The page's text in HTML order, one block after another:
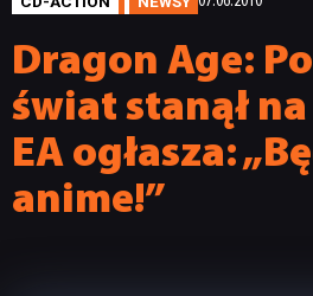
Dragon Age:
świat stanął
EA ogłasza:
anime!”